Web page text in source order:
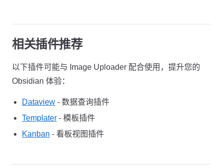
相关插件推荐
以下插件可能与 Image Uploader 配合使用，提升您的
Obsidian 体验：
Dataview - 数据查询插件
Templater - 模板插件
Kanban - 看板视图插件